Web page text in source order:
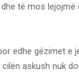
të mos lejojmë
edhe gëzimet e
askush nuk